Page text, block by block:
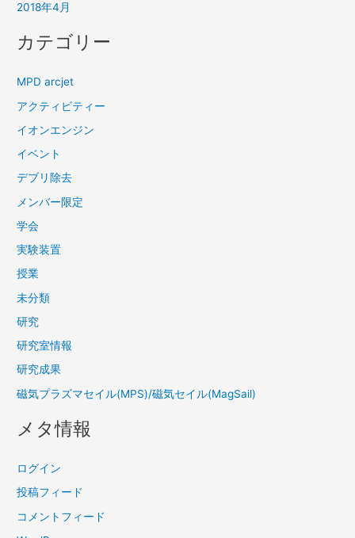
2018年4月
カテゴリー
MPD arcjet
アクティビティー
イオンエンジン
イベント
デブリ除去
メンバー限定
学会
実験装置
授業
未分類
研究
研究室情報
研究成果
磁気プラズマセイル(MPS)/磁気セイル(MagSail)
メタ情報
ログイン
投稿フィード
コメントフィード